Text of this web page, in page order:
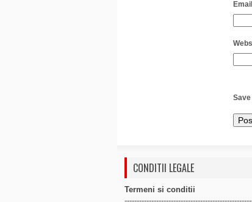
Email
CONDITII LEGALE
Termeni si conditii